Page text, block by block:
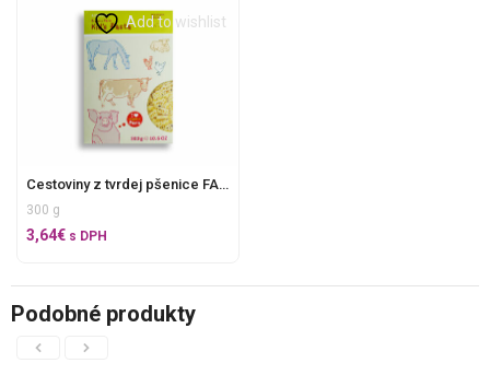
Add to wishlist
Cestoviny z tvrdej pšenice FARMA bio
300 g
3,64€ s DPH
Podobné produkty